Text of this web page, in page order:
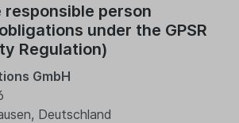
person
under the GPSR
Regulation)
GmbH
Deutschland